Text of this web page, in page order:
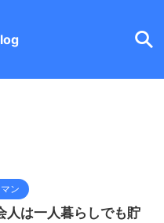
ン
人は一人暮らしでも貯